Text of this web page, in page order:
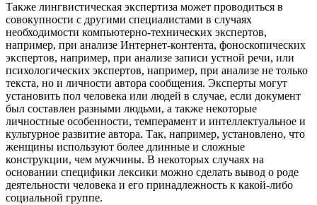
Также лингвистическая экспертиза может проводиться в
совокупности с другими специалистами в случаях
необходимости компьютерно-технических экспертов,
например, при анализе Интернет-контента, фоноскопических
экспертов, например, при анализе записи устной речи, или
психологических экспертов, например, при анализе не только
текста, но и личности автора сообщения. Эксперты могут
установить пол человека или людей в случае, если документ
был составлен разными людьми, а также некоторые
личностные особенности, темперамент и интеллектуальное и
культурное развитие автора. Так, например, установлено, что
женщины используют более длинные и сложные
конструкции, чем мужчины. В некоторых случаях на
основании специфики лексики можно сделать вывод о роде
деятельности человека и его принадлежность к какой-либо
социальной группе.